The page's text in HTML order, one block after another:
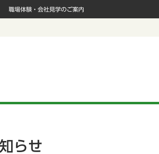
職場体験・会社見学のご案内
らせ